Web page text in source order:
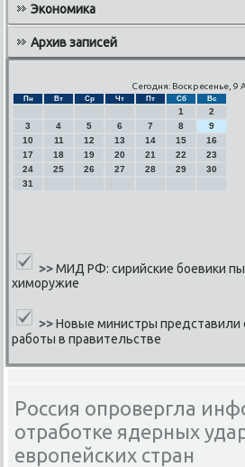
Экономика
Архив записей
Сегодня: Воскресенье, 9
Пн Вт Ср Чт Пт Сб Вс
1
2
3
4 5 6 7 8
9
10
11 12 13 14 15
16
17
18 19 20 21 22
23
24
25 26 27 28 29
30
31
>>МИД РФ: сирийские боевики
химоружие
>> Новые министры представили
работы в правительстве
Россия опровергла
отработке ядерных
европейских стран